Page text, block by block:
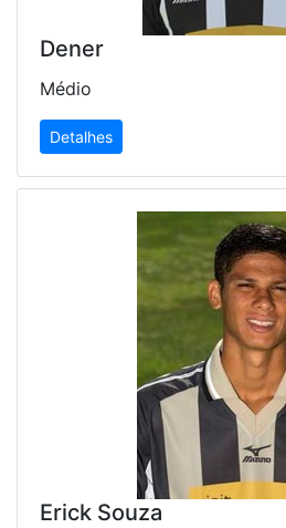
Dener
Médio
Detalhes
Erick Souza